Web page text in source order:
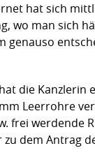
hat sich
wo man sich
genauso
die Kanzlerin
Leerrohre
frei
dem Antrag